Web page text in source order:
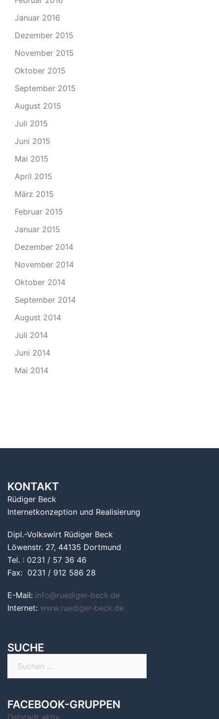
Januar 2016
Dezember 2015
November 2015
Oktober 2015
September 2015
August 2015
Juli 2015
Juni 2015
Mai 2015
April 2015
März 2015
Februar 2015
Januar 2015
Dezember 2014
November 2014
Oktober 2014
September 2014
August 2014
Juli 2014
Juni 2014
Mai 2014
KONTAKT
Rüdiger Beck
Internetkonzeption und Realisierung
Dipl.-Volkswirt Rüdiger Beck
Löwenstr. 27, 44135 Dortmund
Tel. : 0231 / 57 36 46
Fax: 0231 / 912 586 28
E-Mail: info@ruediger-beck.de
Internet: www.ruediger-beck.de
SUCHE
FACEBOOK-GRUPPEN